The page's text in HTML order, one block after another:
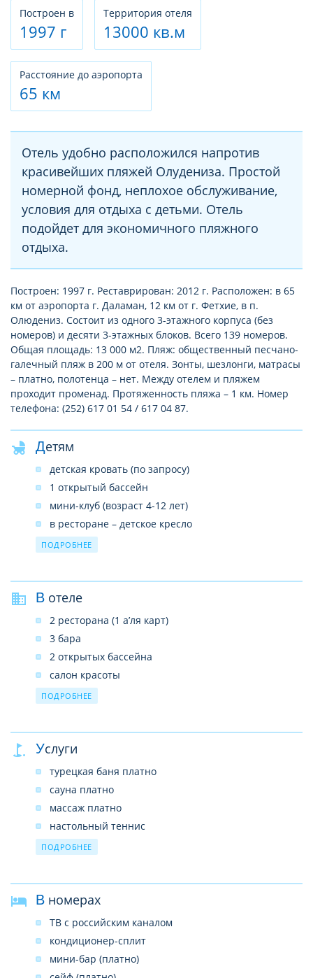
Построен в
1997 г
Территория отеля
13000 кв.м
Расстояние до аэропорта
65 км
Отель удобно расположился напротив
красивейших пляжей Олудениза. Простой
номерной фонд, неплохое обслуживание,
условия для отдыха с детьми. Отель
подойдет для экономичного пляжного
отдыха.
Построен: 1997 г. Реставрирован: 2012 г. Расположен: в 65
км от аэропорта г. Даламан, 12 км от г. Фетхие, в п.
Олюдениз. Состоит из одного 3-этажного корпуса (без
номеров) и десяти 3-этажных блоков. Всего 139 номеров.
Общая площадь: 13 000 м2. Пляж: общественный песчано-
галечный пляж в 200 м от отеля. Зонты, шезлонги, матрасы
– платно, полотенца – нет. Между отелем и пляжем
проходит променад. Протяженность пляжа – 1 км. Номер
телефона: (252) 617 01 54 / 617 04 87.
Детям
детская кровать (по запросу)
1 открытый бассейн
мини-клуб (возраст 4-12 лет)
в ресторане – детское кресло
детская площадка
ПОДРОБНЕЕ
В отеле
2 ресторана (1 а’ля карт)
3 бара
2 открытых бассейна
салон красоты
услуги врача
почтовые услуги
сейф на ресепшн (платно)
беспроводной интернет в лобби (бесплатно)
ПОДРОБНЕЕ
Услуги
турецкая баня платно
сауна платно
массаж платно
настольный теннис
бильярд
развлекательные программы
ПОДРОБНЕЕ
В номерах
ТВ с российским каналом
кондиционер-сплит
мини-бар (платно)